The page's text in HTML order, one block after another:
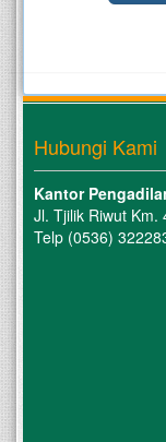
Hubungi Kami
Kantor
Jl. Tjilik Riwut Km.
Telp (0536)